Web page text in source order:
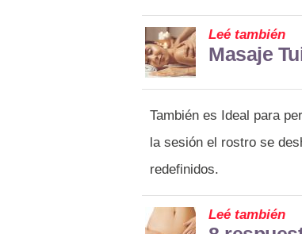
Leé también
Masaje
También es Ideal para
la sesión el rostro se
redefinidos.
Leé también